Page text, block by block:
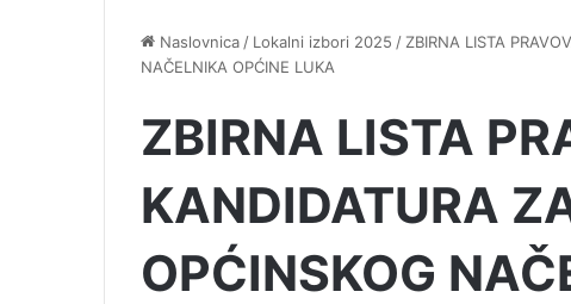
Naslovnica / Lokalni izbori 2025 / ZBIRNA LISTA
NAČELNIKA OPĆINE LUKA
ZBIRNA LISTA
KANDIDATURA
OPĆINSKOG